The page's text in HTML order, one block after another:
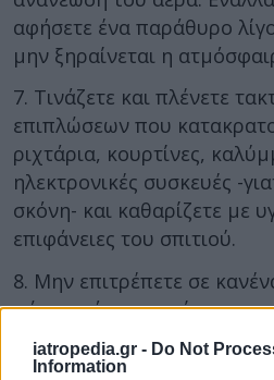
iatropedia.gr - Do Not
Information
αφήσετε ένα παράθυρο
μην ξηραίνεται η
7. Τινάζετε και πλένετε
επιπλώσεων που
ριχτάρια, κουρτίνες,
ηλεκτρονικές συσκευές -
σκόνη- και καθαρίζετε με
επιφάνειες του σπιτιού.
8. Μην επιτρέπετε σε
χώρους όπου μπαίνει το
θα πρέπει να το
όμως ακόμα πιο σημαντικό